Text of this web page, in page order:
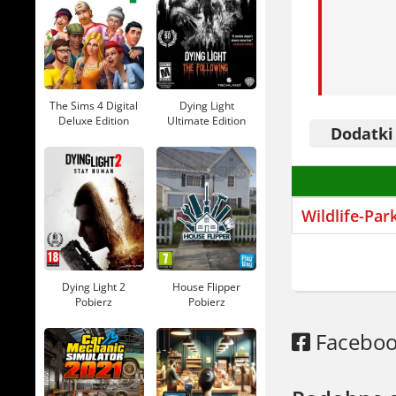
Gra
też po
Jeśli
Ale
Dodatki
Wildlife-
The Sims 4 Digital
Deluxe Edition
Dying Light
Ultimate Edition
Dying Light 2
Pobierz
House Flipper
Pobierz